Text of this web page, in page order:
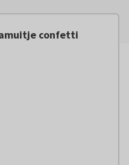
confetti